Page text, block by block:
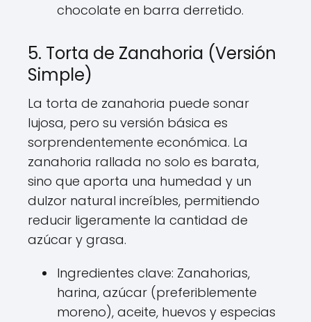
chocolate en barra derretido.
5. Torta de Zanahoria (Versión
Simple)
La torta de zanahoria puede sonar
lujosa, pero su versión básica es
sorprendentemente económica. La
zanahoria rallada no solo es barata,
sino que aporta una humedad y un
dulzor natural increíbles, permitiendo
reducir ligeramente la cantidad de
azúcar y grasa.
Ingredientes clave: Zanahorias,
harina, azúcar (preferiblemente
moreno), aceite, huevos y especias